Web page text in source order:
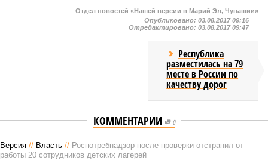
Отдел новостей «Нашей версии в Марий Эл, Чувашии»
Опубликовано: 03.08.2017 09:16
Отредактировано: 03.08.2017 09:47
Республика
разместилась на 79
месте в России по
качеству дорог
КОММЕНТАРИИ 0
Версия // Власть // Роспотребнадзор после проверки отстранил от
работы 20 сотрудников детских лагерей